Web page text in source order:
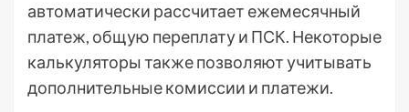
автоматически рассчитает ежемесячный
платеж, общую переплату и ПСК. Некоторые
калькуляторы также позволяют учитывать
дополнительные комиссии и платежи.